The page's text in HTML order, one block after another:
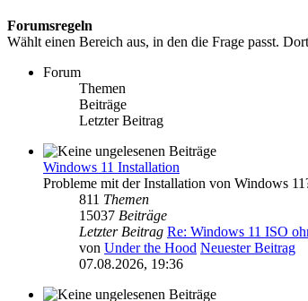
Forumsregeln
Wählt einen Bereich aus, in den die Frage passt.
Forum
Themen
Beiträge
Letzter Beitrag
Windows 11 Installation
Probleme mit der Installation von Windows
811 Themen
15037 Beiträge
Letzter Beitrag Re: Windows 11 ISO
von Under the Hood Neuester Beitrag
07.08.2026, 19:36